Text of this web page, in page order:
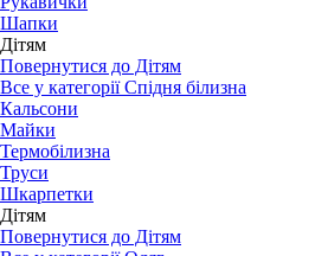
Шапки
Дітям
Повернутися до Дітям
Все у категорії Спідня білизна
Кальсони
Майки
Термобілизна
Труси
Шкарпетки
Дітям
Повернутися до Дітям